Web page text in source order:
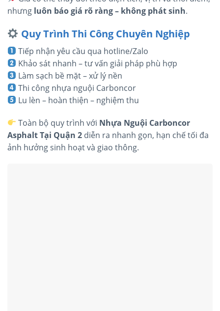
nhưng luôn báo giá rõ ràng – không phát sinh.
Quy Trình Thi Công Chuyên Nghiệp
Tiếp nhận yêu cầu qua hotline/Zalo
Khảo sát nhanh – tư vấn giải pháp phù hợp
Làm sạch bề mặt – xử lý nền
Thi công nhựa nguội Carboncor
Lu lèn – hoàn thiện – nghiệm thu
Toàn bộ quy trình với Nhựa Nguội Carboncor
Asphalt Tại Quận 2 diễn ra nhanh gọn, hạn chế tối đa
ảnh hưởng sinh hoạt và giao thông.